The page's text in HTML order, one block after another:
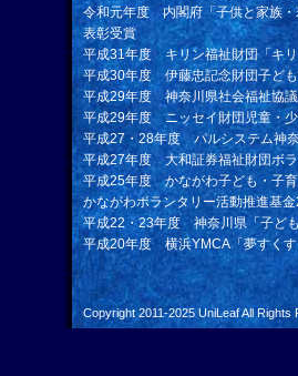
令和元年度 内閣府「子供と家族・
表彰受賞
平成31年度 キリン福祉財団「キ
平成30年度 伊藤忠記念財団子ど
平成29年度 神奈川県社会福祉協
平成29年度 ニッセイ財団児童・
平成27・28年度 パルシステム神
平成27年度 大和証券福祉財団ボ
平成25年度 かながわ子ども・子
かながわボランタリー活動推進基
平成22・23年度 神奈川県「子ど
平成20年度 横浜YMCA「夢すくす
Copyright 2011-2025 UniLeafAll Rights